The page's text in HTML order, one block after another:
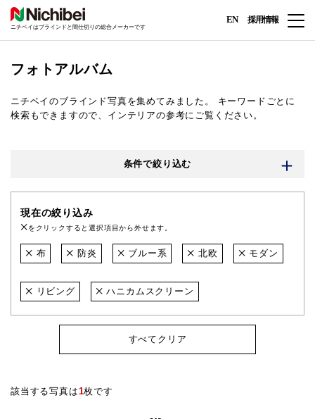
ニチベイはブラインドと間仕切りの総合メーカーです
EN 採用情報
フォトアルバム
ニチベイのブラインド写真を集めてみました。
キーワードごとに
検索もできますので、インテリアの参考にご覧ください。
条件で絞り込む
現在の絞り込み
をクリックすると選択項目から外せます。
布 防炎 ブルー系 北欧 モダン
リビング ハニカムスクリーン
すべてクリア
該当する写真は1枚です